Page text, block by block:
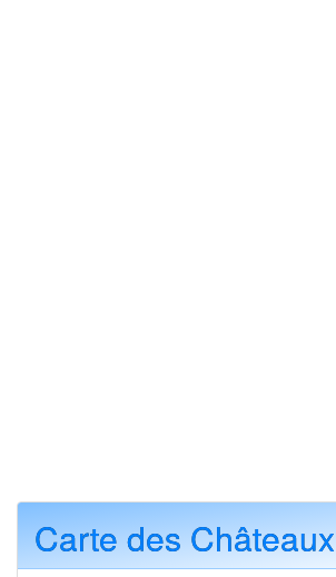
Carte des Châteaux